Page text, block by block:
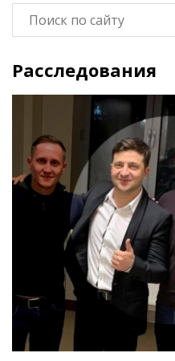
Расследования